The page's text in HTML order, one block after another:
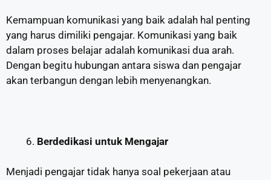
Kemampuan komunikasi yang baik adalah hal penting
yang harus dimiliki pengajar. Komunikasi yang baik
dalam proses belajar adalah komunikasi dua arah.
Dengan begitu hubungan antara siswa dan pengajar
akan terbangun dengan lebih menyenangkan.
Berdedikasi untuk Mengajar
Menjadi pengajar tidak hanya soal pekerjaan atau